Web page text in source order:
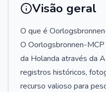
Visão geral
O que é
O Oorlogsbronnen-
da Holanda através da
registros históricos,
recurso valioso para